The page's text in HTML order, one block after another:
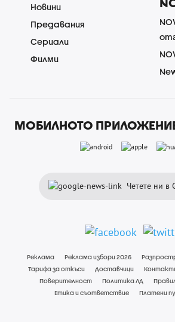
Новини
Предавания
Сериали
Филми
МОБИЛНОТО ПРИЛОЖЕНИЕ
Четете ни в
Реклама Реклама избори 2026
Тарифа за откъси
Доставчици
Поверителност
Политика ЛД
Етика и съответствие
Платени